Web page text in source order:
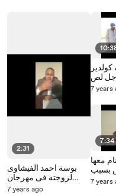
2:31
بوسة احمد الفيشاوى
لزوجته فى مهرجان
الجونه السينمائى بث
7 years ago
لص
كانت
7 years
7:34
معها
بسبب
7 years